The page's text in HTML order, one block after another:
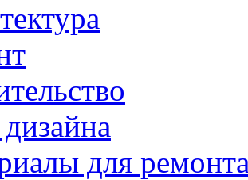
для